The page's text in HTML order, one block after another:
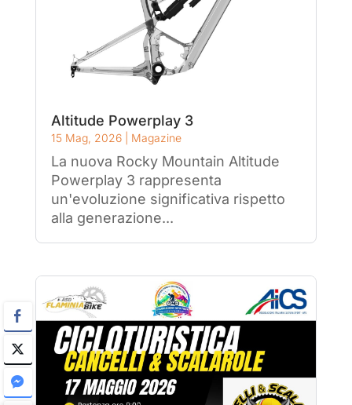
Altitude Powerplay 3
15 Mag, 2026| Magazine
La nuova Rocky Mountain Altitude
Powerplay 3 rappresenta
un'evoluzione significativa rispetto
alla generazione...